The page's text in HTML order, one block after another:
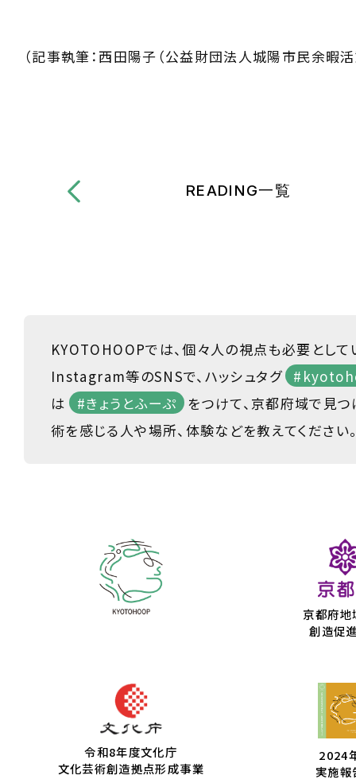
（記事執筆：西田陽子（公益財団法人城陽市民余暇活
READING一覧
KYOTOHOOPでは、個々人の視点も必要として
Instagram等のSNSで、ハッシュタグ
は
#きょうとふーぷ
をつけて、京都府域で見
術を感じる人や場所、体験などを教えてください
京都府地
創造促
令和8年度文化庁
文化芸術創造拠点形成事業
2024
実施報